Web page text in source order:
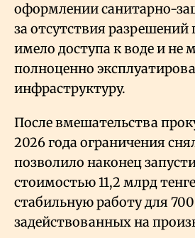
оформлении санитарно-
за отсутствия разрешений
имело доступа к воде и не
полноценно
инфраструктуру.
После вмешательства
2026 года ограничения
позволило наконец
стоимостью 11,2 млрд
стабильную работу для
задействованных на